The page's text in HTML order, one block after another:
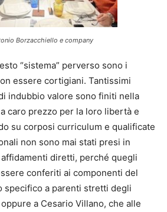
Borzacchiello e company
“sistema” perverso sono i
essere cortigiani. Tantissimi
indubbio valore sono finiti nella
caro prezzo per la loro libertà e
su corposi curriculum e qualificate
non sono mai stati presi in
diretti, perché quegli
conferiti ai componenti del
specifico a parenti stretti degli
a Cesario Villano, che alle